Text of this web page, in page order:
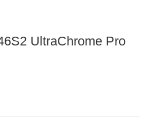
UltraChrome Pro